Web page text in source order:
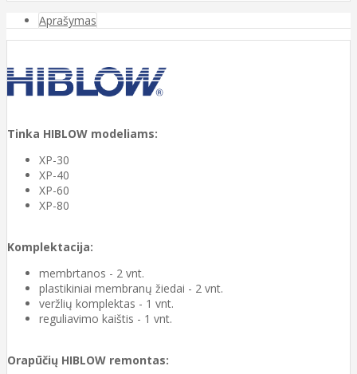
Aprašymas
Tinka HIBLOW modeliams:
XP-30
XP-40
XP-60
XP-80
Komplektacija:
membrtanos - 2 vnt.
plastikiniai membranų žiedai - 2 vnt.
veržlių komplektas - 1 vnt.
reguliavimo kaištis - 1 vnt.
Orapūčių HIBLOW remontas: